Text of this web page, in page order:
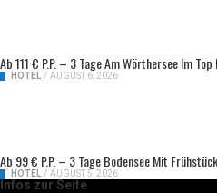
Ab 111 € P.P. – 3 Tage Am Wörthersee Im
HOTEL / AUGUST 6, 2026
Ab 99 € P.P. – 3 Tage Bodensee Mit Frühstück
HOTEL / AUGUST 5, 2026
Infos zur Seite